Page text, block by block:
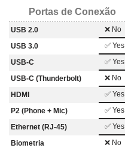
Portas de Conexão
USB 2.0
❌ No
USB 3.0
✅ Yes
USB-C
✅ Yes
USB-C (Thunderbolt)
❌ No
HDMI
✅ Yes
P2 (Phone + Mic)
✅ Yes
Ethernet (RJ-45)
✅ Yes
Biometria
❌ No